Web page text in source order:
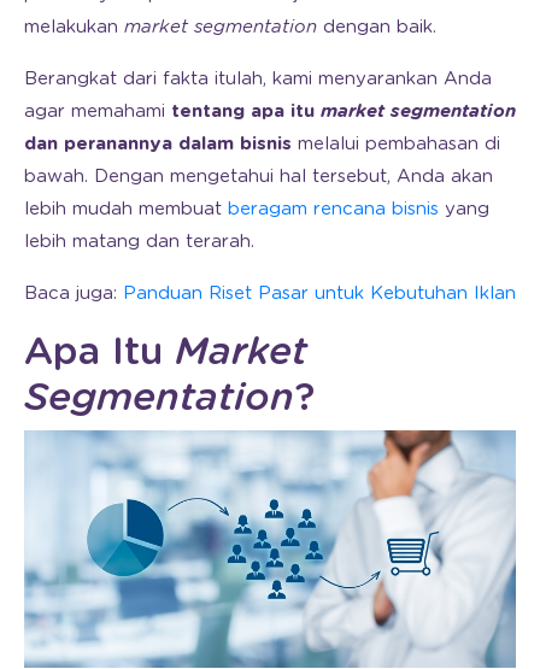
melakukan market segmentation dengan baik.
Berangkat dari fakta itulah, kami menyarankan Anda
agar memahami tentang apa itu market segmentation
dan peranannya dalam bisnis melalui pembahasan di
bawah. Dengan mengetahui hal tersebut, Anda akan
lebih mudah membuat beragam rencana bisnis yang
lebih matang dan terarah.
Baca juga: Panduan Riset Pasar untuk Kebutuhan Iklan
Apa Itu Market
Segmentation?